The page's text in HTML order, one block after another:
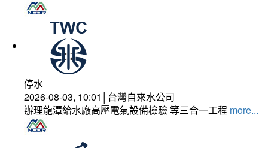
停水
2026-08-03, 10:01│台灣自來水公司
辦理龍潭給水廠高壓電氣設備檢驗 等三合一工程 more...